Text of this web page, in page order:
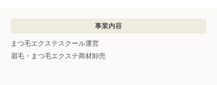
事業内容
まつ毛エクステスクール運営
眉毛・まつ毛エクステ商材卸売